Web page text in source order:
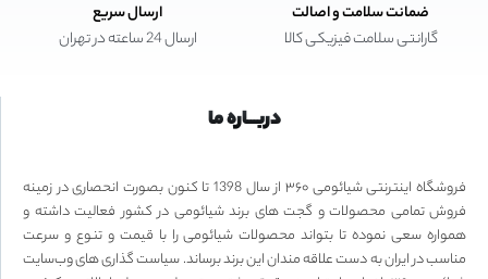
ضمانت سلامت و اصالت
گارانتی سلامت فیزیکی کالا
ارسال سریع
ارسال 24 ساعته در تهران
دربـــاره ما
فروشگاه اینترنتی شیائومی ۳۶۰ از سال 1398 تا کنون بصورت انحصاری در زمینه
فروش تمامی محصولات و گجت های برند شیائومی در کشور فعالیت داشته و
همواره سعی نموده تا بتواند محصولات شیائومی را با قیمت و تنوع و سرعت
مناسب در ایران به دست علاقه مندان این برند برساند. سیاست گذاری های وب‌سایت